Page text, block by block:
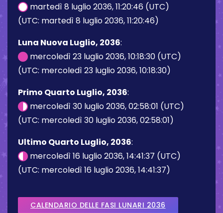
martedì 8 luglio 2036, 11:20:46 (UTC)
(UTC: martedì 8 luglio 2036, 11:20:46)
Luna Nuova Luglio, 2036:
mercoledì 23 luglio 2036, 10:18:30 (UTC)
(UTC: mercoledì 23 luglio 2036, 10:18:30)
Primo Quarto Luglio, 2036:
mercoledì 30 luglio 2036, 02:58:01 (UTC)
(UTC: mercoledì 30 luglio 2036, 02:58:01)
Ultimo Quarto Luglio, 2036:
mercoledì 16 luglio 2036, 14:41:37 (UTC)
(UTC: mercoledì 16 luglio 2036, 14:41:37)
CALENDARIO DELLE FASI LUNARI 2036